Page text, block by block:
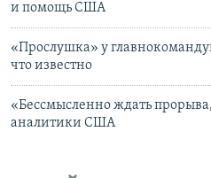
и помощь США
«Прослушка» у
что известно
«Бессмысленно ждать
аналитики США